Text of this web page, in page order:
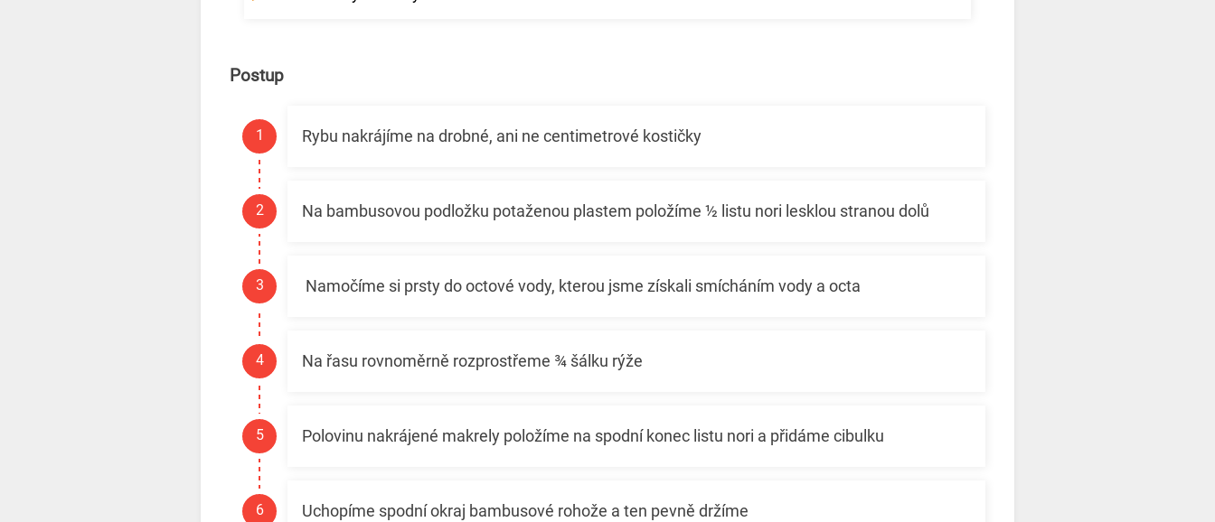
Postup
Rybu nakrájíme na drobné, ani ne centimetrové kostičky
Na bambusovou podložku potaženou plastem položíme ½ listu nori lesklou stranou dolů
Namočíme si prsty do octové vody, kterou jsme získali smícháním vody a octa
Na řasu rovnoměrně rozprostřeme ¾ šálku rýže
Polovinu nakrájené makrely položíme na spodní konec listu nori a přidáme cibulku
Uchopíme spodní okraj bambusové rohože a ten pevně držíme